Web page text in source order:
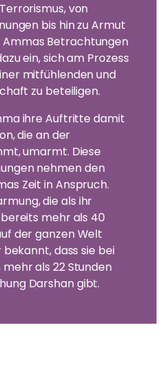
von
bis hin zu Armut
Betrachtungen
ein, sich am Prozess
mitfühlenden und
zu beteiligen.
ihre Auftritte damit
die an der
umarmt. Diese
nehmen den
Zeit in Anspruch.
die als ihr
mehr als 40
der ganzen Welt
dass sie bei
als 22 Stunden
Darshan gibt.